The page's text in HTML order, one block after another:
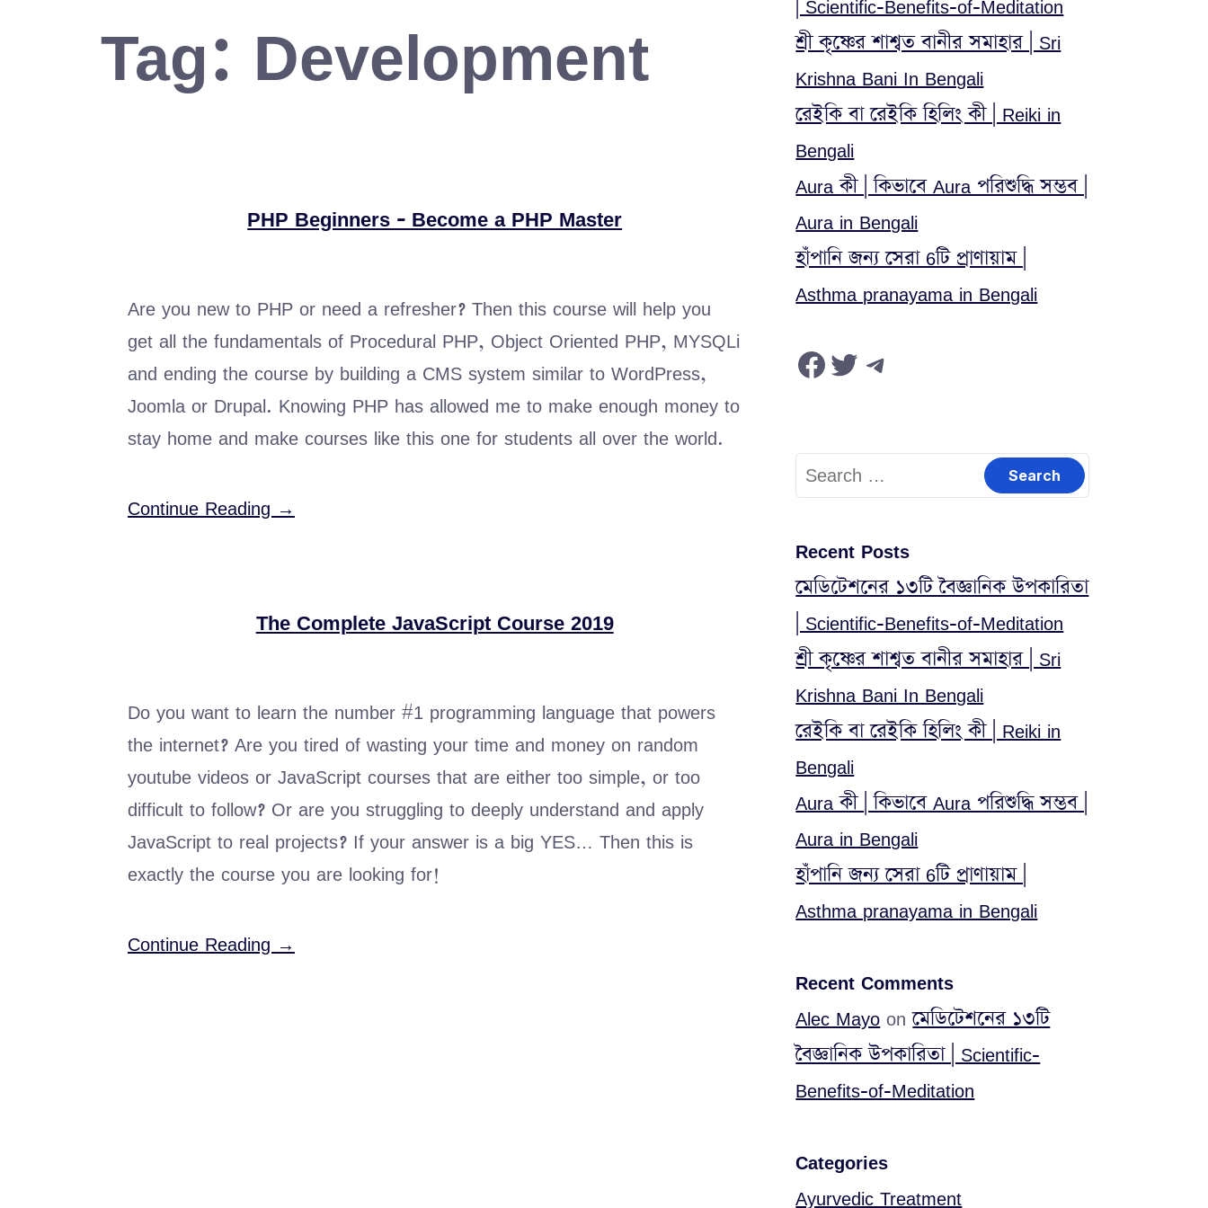
Tag: Development
PHP Beginners - Become a PHP Master
Are you new to PHP or need a refresher? Then this course will help you
get all the fundamentals of Procedural PHP, Object Oriented PHP, MYSQLi
and ending the course by building a CMS system similar to WordPress,
Joomla or Drupal. Knowing PHP has allowed me to make enough money to
stay home and make courses like this one for students all over the world.
Continue Reading →
The Complete JavaScript Course 2019
Do you want to learn the number #1 programming language that powers
the internet? Are you tired of wasting your time and money on random
youtube videos or JavaScript courses that are either too simple, or too
difficult to follow? Or are you struggling to deeply understand and apply
JavaScript to real projects? If your answer is a big YES… Then this is
exactly the course you are looking for!
Continue Reading →
| Scientific-Benefits-of-Meditation
শ্রী কৃষ্ণের শাশ্বত বানীর সমাহার | Sri
Krishna Bani In Bengali
রেইকি বা রেইকি হিলিং কী | Reiki in
Bengali
Aura কী | কিভাবে Aura পরিশুদ্ধি সম্ভব |
Aura in Bengali
হাঁপানি জন্য সেরা 6টি প্রাণায়াম |
Asthma pranayama in Bengali
Facebook
TwitterTelegram
Search
for:
Recent Posts
মেডিটেশনের ১৩টি বৈজ্ঞানিক উপকারিতা
| Scientific-Benefits-of-Meditation
শ্রী কৃষ্ণের শাশ্বত বানীর সমাহার | Sri
Krishna Bani In Bengali
রেইকি বা রেইকি হিলিং কী | Reiki in
Bengali
Aura কী | কিভাবে Aura পরিশুদ্ধি সম্ভব |
Aura in Bengali
হাঁপানি জন্য সেরা 6টি প্রাণায়াম |
Asthma pranayama in Bengali
Recent Comments
Alec Mayo onমেডিটেশনের ১৩টি
বৈজ্ঞানিক উপকারিতা | Scientific-
Benefits-of-Meditation
Categories
Ayurvedic Treatment